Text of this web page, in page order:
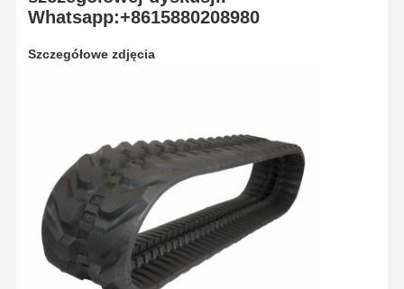
Whatsapp:+8615880208980
Szczegółowe zdjęcia